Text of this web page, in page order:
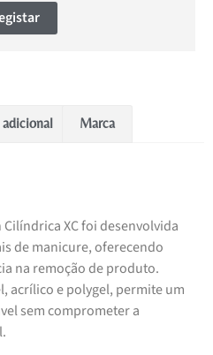
Marca
XC foi desenvolvida
de manicure, oferecendo
na remoção de produto.
acrílico e polygel, permite um
sem comprometer a